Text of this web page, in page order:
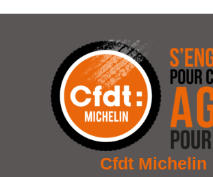
Cfdt Michelin